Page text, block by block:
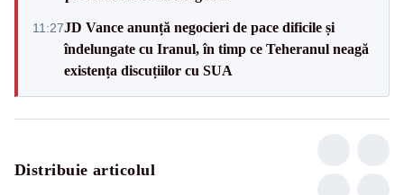
11:27JD Vance anunță negocieri de pace dificile și
îndelungate cu Iranul, în timp ce Teheranul neagă
existența discuțiilor cu SUA
Distribuie articolul